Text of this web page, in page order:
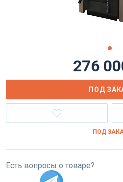
276
ПОД
ПОД
Есть вопросы о товаре?